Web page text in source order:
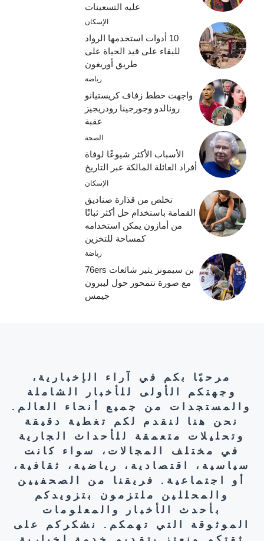
عليه التسعينات
الإسكان
10 أدوات استخدمها الرواد
للبقاء على قيد الحياة على
طريق أوريغون
رياضة
واجهت خطط زفاف كريستيانو
رونالدو وجورجينا رودريجيز
عقبة
الصحة
الأسباب الأكثر شيوعًا لوفاة
أفراد العائلة المالكة عبر التاريخ
الإسكان
تخلص من قذارة صناديق
القمامة باستخدام حل أكثر ثباتًا
من أمازون يمكن استخدامه
كمساحة للتخزين
رياضة
بن سيمونز يثير شائعات 76ers
مع صورة تتمحور حول ليبرون
جيمس
مرحبًا بكم في آراء الإخبارية،
وجهتكم الأولى للأخبار الشاملة
والمستجدات من جميع أنحاء العالم.
نحن هنا لنقدم لكم تغطية دقيقة
وتحليلات متعمقة للأحداث الجارية
في مختلف المجالات، سواء كانت
سياسية، اقتصادية، رياضية، ثقافية،
أو اجتماعية. فريقنا من الصحفيين
والمحللين ملتزمون بتزويدكم
بأحدث الأخبار والمعلومات
الموثوقة التي تهمكم. نشكركم على